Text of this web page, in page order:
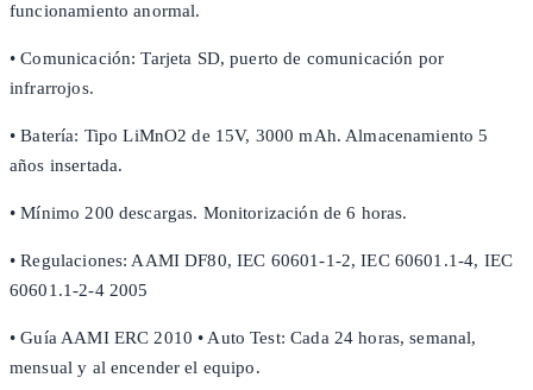
funcionamiento anormal.
• Comunicación: Tarjeta SD, puerto de comunicación por
infrarrojos.
• Batería: Tipo LiMnO2 de 15V, 3000 mAh. Almacenamiento 5
años insertada.
• Mínimo 200 descargas. Monitorización de 6 horas.
• Regulaciones: AAMI DF80, IEC 60601-1-2, IEC 60601.1-4, IEC
60601.1-2-4 2005
• Guía AAMI ERC 2010 • Auto Test: Cada 24 horas, semanal,
mensual y al encender el equipo.